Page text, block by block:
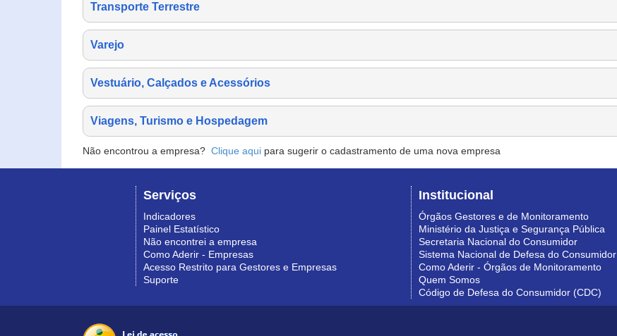
Transporte Terrestre
Varejo
Vestuário, Calçados e Acessórios
Viagens, Turismo e Hospedagem
Não encontrou a empresa? Clique aqui para sugerir o cadastramento de uma nova empresa
Serviços
Indicadores
Painel Estatístico
Não encontrei a empresa
Como Aderir - Empresas
Acesso Restrito para Gestores e Empresas
Suporte
Institucional
Órgãos Gestores e de Monitoramento
Ministério da Justiça e Segurança Pública
Secretaria Nacional do Consumidor
Sistema Nacional de Defesa do Consumidor
Como Aderir - Órgãos de Monitoramento
Quem Somos
Código de Defesa do Consumidor (CDC)